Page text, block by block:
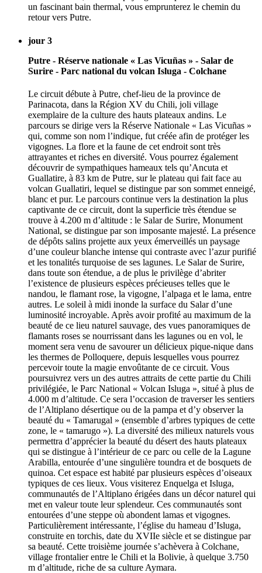
un fascinant bain thermal, vous emprunterez le chemin du
retour vers Putre.
jour 3
Putre - Réserve nationale « Las Vicuñas » - Salar de
Surire - Parc national du volcan Isluga - Colchane
Le circuit débute à Putre, chef-lieu de la province de
Parinacota, dans la Région XV du Chili, joli village
exemplaire de la culture des hauts plateaux andins. Le
parcours se dirige vers la Réserve Nationale « Las Vicuñas »
qui, comme son nom l’indique, fut créée afin de protéger les
vigognes. La flore et la faune de cet endroit sont très
attrayantes et riches en diversité. Vous pourrez également
découvrir de sympathiques hameaux tels qu’Ancuta et
Guallatire, à 83 km de Putre, sur le plateau qui fait face au
volcan Guallatiri, lequel se distingue par son sommet enneigé,
blanc et pur. Le parcours continue vers la destination la plus
captivante de ce circuit, dont la superficie très étendue se
trouve à 4.200 m d’altitude : le Salar de Surire, Monument
National, se distingue par son imposante majesté. La présence
de dépôts salins projette aux yeux émerveillés un paysage
d’une couleur blanche intense qui contraste avec l’azur purifié
et les tonalités turquoise de ses lagunes. Le Salar de Surire,
dans toute son étendue, a de plus le privilège d’abriter
l’existence de plusieurs espèces précieuses telles que le
nandou, le flamant rose, la vigogne, l’alpaga et le lama, entre
autres. Le soleil à midi inonde la surface du Salar d’une
luminosité incroyable. Après avoir profité au maximum de la
beauté de ce lieu naturel sauvage, des vues panoramiques de
flamants roses se nourrissant dans les lagunes ou en vol, le
moment sera venu de savourer un délicieux pique-nique dans
les thermes de Polloquere, depuis lesquelles vous pourrez
percevoir toute la magie envoûtante de ce circuit. Vous
poursuivrez vers un des autres attraits de cette partie du Chili
privilégiée, le Parc National « Volcan Isluga », situé à plus de
4.000 m d’altitude. Ce sera l’occasion de traverser les sentiers
de l’Altiplano désertique ou de la pampa et d’y observer la
beauté du « Tamarugal » (ensemble d’arbres typiques de cette
zone, le « tamarugo »). La diversité des milieux naturels vous
permettra d’apprécier la beauté du désert des hauts plateaux
qui se distingue à l’intérieur de ce parc ou celle de la Lagune
Arabilla, entourée d’une singulière toundra et de bosquets de
quinoa. Cet espace est habité par plusieurs espèces d’oiseaux
typiques de ces lieux. Vous visiterez Enquelga et Isluga,
communautés de l’Altiplano érigées dans un décor naturel qui
met en valeur toute leur splendeur. Ces communautés sont
entourées d’une steppe où abondent lamas et vigognes.
Particulièrement intéressante, l’église du hameau d’Isluga,
construite en torchis, date du XVIIe siècle et se distingue par
sa beauté. Cette troisième journée s’achèvera à Colchane,
village frontalier entre le Chili et la Bolivie, à quelque 3.750
m d’altitude, riche de sa culture Aymara.